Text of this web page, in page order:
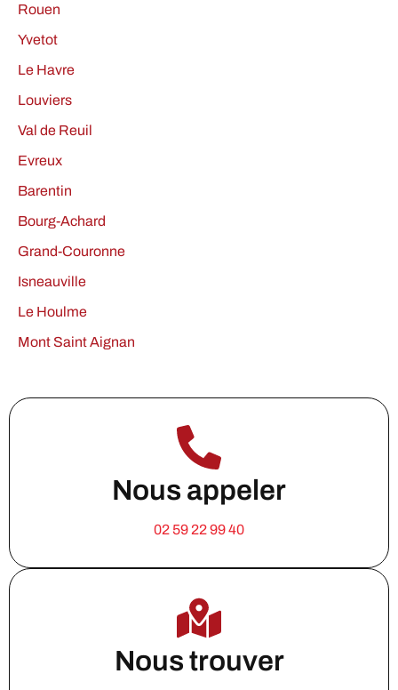
Rouen
Yvetot
Le Havre
Louviers
Val de Reuil
Evreux
Barentin
Bourg-Achard
Grand-Couronne
Isneauville
Le Houlme
Mont Saint Aignan
Nous appeler
02 59 22 99 40
Nous trouver